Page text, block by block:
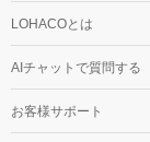
LOHACOとは
AIチャットで質問する
お客様サポート